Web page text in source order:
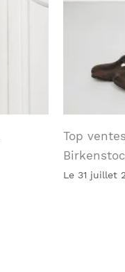
Top
Le 31 juillet